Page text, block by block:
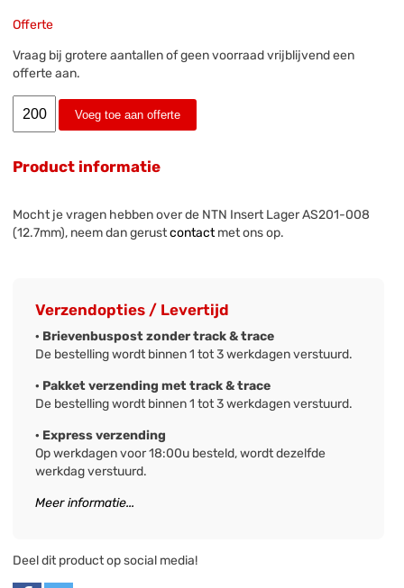
Offerte
Vraag bij grotere aantallen of geen voorraad vrijblijvend een
offerte aan.
Voeg toe aan offerte
Product informatie
Mocht je vragen hebben over de NTN Insert Lager AS201-008
(12.7mm), neem dan gerustcontactmet ons op.
Verzendopties / Levertijd
· Brievenbuspost zonder track & trace
De bestelling wordt binnen 1 tot 3 werkdagen verstuurd.
· Pakket verzending met track & trace
De bestelling wordt binnen 1 tot 3 werkdagen verstuurd.
· Express verzending
Op werkdagen voor 18:00u besteld, wordt dezelfde
werkdag verstuurd.
Meer informatie...
Deel dit product op social media!